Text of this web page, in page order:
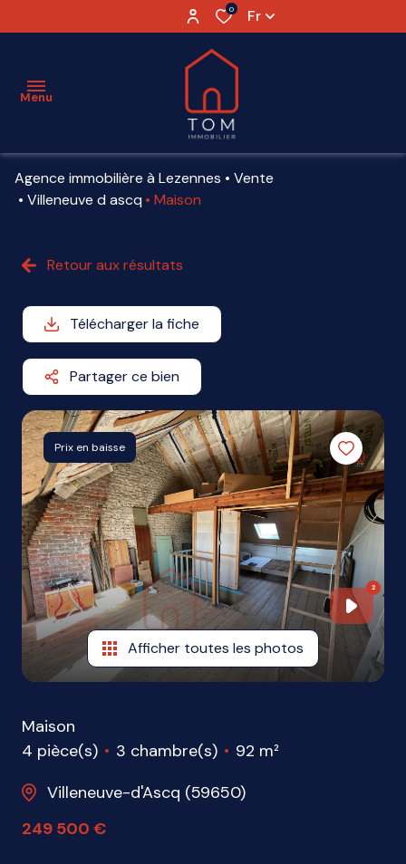
0 Fr
Menu
ESTIMATION
LOCATION
VENDU
PARTENAIRES
ME
CONTACTER
Agence immobilière à Lezennes
Vente
Villeneuve d ascq
Maison
Retour aux résultats
Télécharger la fiche
Partager ce bien
Prix en baisse
2
1
2
Afficher toutes les photos
Maison
4 pièce(s)
3 chambre(s)
92 m²
Villeneuve-d'Ascq (59650)
249 500 €